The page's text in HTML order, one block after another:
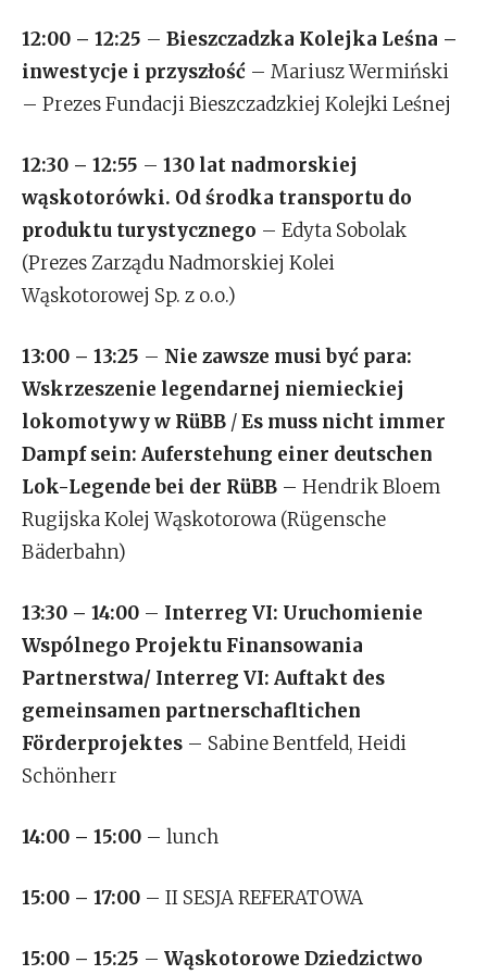
12:00 – 12:25 – Bieszczadzka Kolejka Leśna –
inwestycje i przyszłość – Mariusz Wermiński
– Prezes Fundacji Bieszczadzkiej Kolejki Leśnej
12:30 – 12:55 – 130 lat nadmorskiej
wąskotorówki. Od środka transportu do
produktu turystycznego – Edyta Sobolak
(Prezes Zarządu Nadmorskiej Kolei
Wąskotorowej Sp. z o.o.)
13:00 – 13:25 – Nie zawsze musi być para:
Wskrzeszenie legendarnej niemieckiej
lokomotywy w RüBB /Es muss nicht immer
Dampf sein: Auferstehung einer deutschen
Lok-Legende bei der RüBB – Hendrik Bloem
Rugijska Kolej Wąskotorowa (Rügensche
Bäderbahn)
13:30 – 14:00 – Interreg VI: Uruchomienie
Wspólnego Projektu Finansowania
Partnerstwa/ Interreg VI: Auftakt des
gemeinsamen partnerschafltichen
Förderprojektes – Sabine Bentfeld, Heidi
Schönherr
14:00 – 15:00 – lunch
15:00 – 17:00 – II SESJA REFERATOWA
15:00 – 15:25 – Wąskotorowe Dziedzictwo